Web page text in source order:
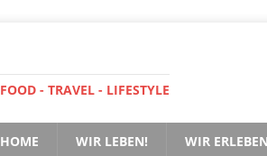
FOOD - TRAVEL - LIFESTYLE
HOME WIR LEBEN! WIR